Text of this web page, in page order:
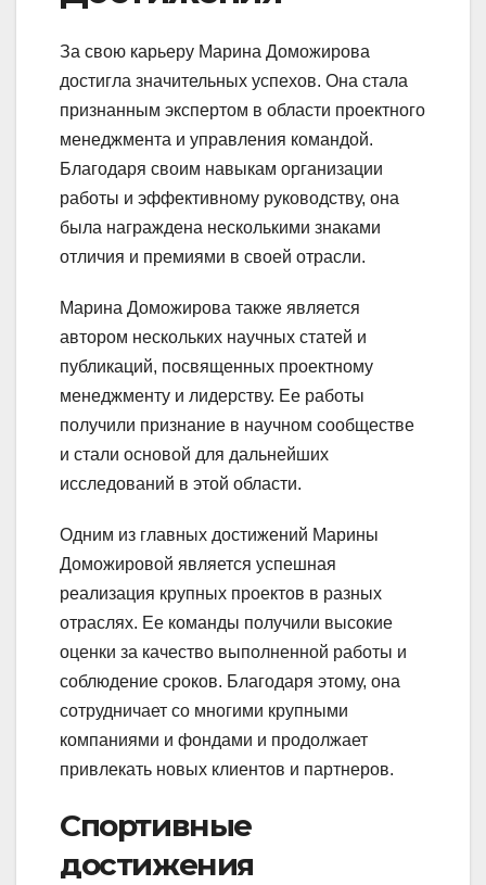
За свою карьеру Марина Доможирова
достигла значительных успехов. Она стала
признанным экспертом в области проектного
менеджмента и управления командой.
Благодаря своим навыкам организации
работы и эффективному руководству, она
была награждена несколькими знаками
отличия и премиями в своей отрасли.
Марина Доможирова также является
автором нескольких научных статей и
публикаций, посвященных проектному
менеджменту и лидерству. Ее работы
получили признание в научном сообществе
и стали основой для дальнейших
исследований в этой области.
Одним из главных достижений Марины
Доможировой является успешная
реализация крупных проектов в разных
отраслях. Ее команды получили высокие
оценки за качество выполненной работы и
соблюдение сроков. Благодаря этому, она
сотрудничает со многими крупными
компаниями и фондами и продолжает
привлекать новых клиентов и партнеров.
Спортивные
достижения